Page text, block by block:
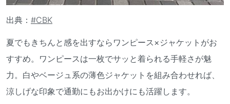
出典： #CBK
夏でもきちんと感を出すならワンピース×ジャケットがお
すすめ。ワンピースは一枚でサッと着られる手軽さが魅
力。白やベージュ系の薄色ジャケットを組み合わせれば、
涼しげな印象で通勤にもお出かけにも活躍します。